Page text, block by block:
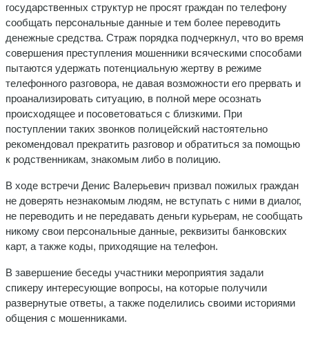
государственных структур не просят граждан по телефону
сообщать персональные данные и тем более переводить
денежные средства. Страж порядка подчеркнул, что во время
совершения преступления мошенники всяческими способами
пытаются удержать потенциальную жертву в режиме
телефонного разговора, не давая возможности его прервать и
проанализировать ситуацию, в полной мере осознать
происходящее и посоветоваться с близкими. При
поступлении таких звонков полицейский настоятельно
рекомендовал прекратить разговор и обратиться за помощью
к родственникам, знакомым либо в полицию.
В ходе встречи Денис Валерьевич призвал пожилых граждан
не доверять незнакомым людям, не вступать с ними в диалог,
не переводить и не передавать деньги курьерам, не сообщать
никому свои персональные данные, реквизиты банковских
карт, а также коды, приходящие на телефон.
В завершение беседы участники мероприятия задали
спикеру интересующие вопросы, на которые получили
развернутые ответы, а также поделились своими историями
общения с мошенниками.